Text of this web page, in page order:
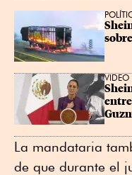
VIDEO
La mandataria
de que durante el